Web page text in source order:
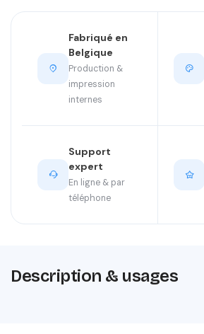
Fabriqué en
Belgique
Production &
impression
internes
Support
expert
En ligne & par
téléphone
Description & usages